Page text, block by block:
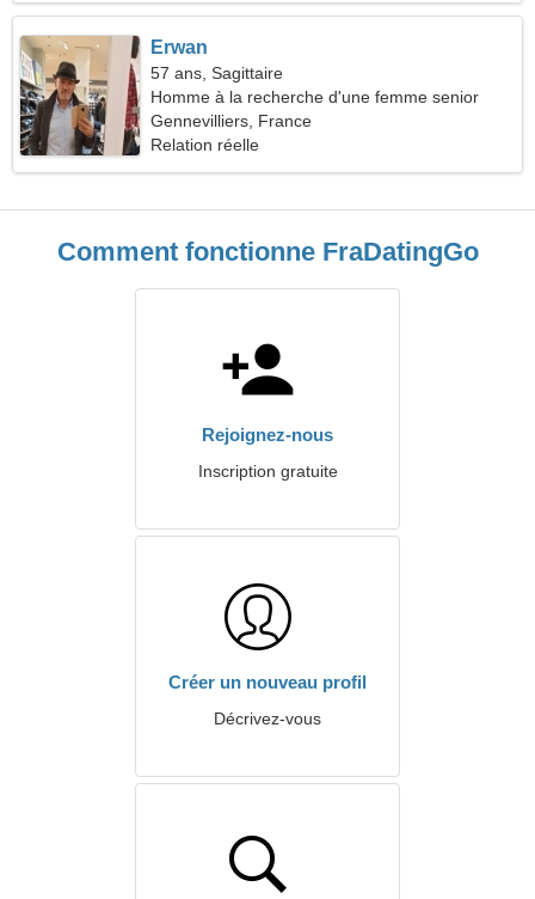
Erwan
57 ans, Sagittaire
Homme à la recherche d'une femme senior
Gennevilliers, France
Relation réelle
Comment fonctionne FraDatingGo
Rejoignez-nous
Inscription gratuite
Créer un nouveau profil
Décrivez-vous